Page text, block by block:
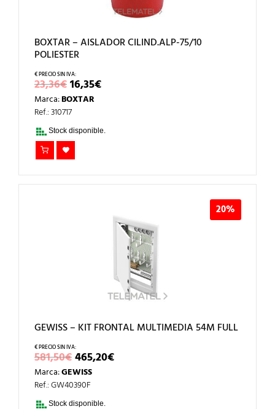
BOXTAR – AISLADOR CILIND.ALP-75/10
POLIESTER
23,36€EL
PRECIO
ORIGINAL
ERA:
23,36€.
16,35€EL
PRECIO
Marca:BOXTAR
Ref.: 310717
Stock disponible.
20%
GEWISS – KIT FRONTAL MULTIMEDIA 54M FULL
581,50€EL
PRECIO
ORIGINAL
ERA:581,50€.
465,20€EL
PRECIO
Marca:GEWISS
Ref.: GW40390F
Stock disponible.